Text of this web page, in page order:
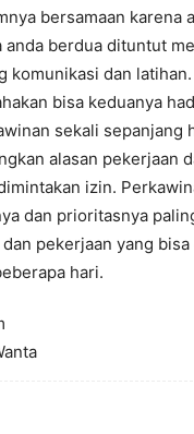
bersamaan karena
anda berdua dituntut
komunikasi dan
bisa keduanya
sekali sepanjang
alasan pekerjaan
izin.
dan prioritasnya
dan pekerjaan yang
hari.